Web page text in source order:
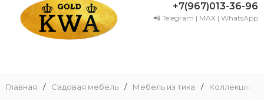
+7(967)013-36-96
📲 Telegram | MAX | WhatsApp
Главная / Садовая мебель / Мебель из тика / Коллекции